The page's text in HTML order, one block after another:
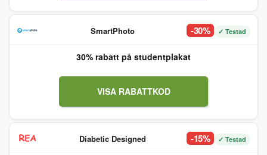
SmartPhoto -30% ✓ Testad
30% rabatt på studentplakat
VISA RABATTKOD
Diabetic Designed -15% ✓ Testad